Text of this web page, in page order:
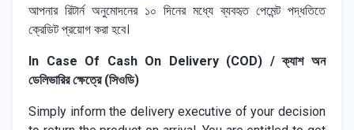
আপনার রিটার্ন অনুমোদনের ১০ দিনের মধ্যে ব্যবহৃত পেমেন্ট পদ্ধতিতে
ক্রেডিট প্রয়োগ করা হবে।
In Case Of Cash On Delivery (COD) / ক্যাশ অন
ডেলিভারির ক্ষেত্রে (সিওডি)
Simply inform the delivery executive of your decision